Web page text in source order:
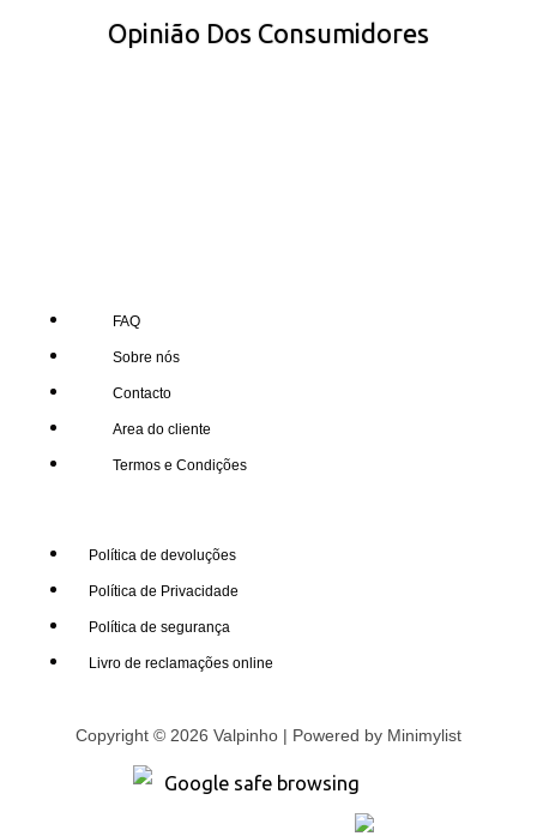
Opinião Dos Consumidores
FAQ
Sobre nós
Contacto
Area do cliente
Termos e Condições
Política de devoluções
Política de Privacidade
Política de segurança
Livro de reclamações online
Copyright © 2026 Valpinho | Powered by Minimylist